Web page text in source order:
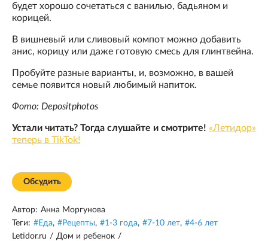
будет хорошо сочетаться с ванилью, бадьяном и
корицей.
В вишневый или сливовый компот можно добавить
анис, корицу или даже готовую смесь для глинтвейна.
Пробуйте разные варианты, и, возможно, в вашей
семье появится новый любимый напиток.
Фото: Depositphotos
Устали читать? Тогда слушайте и смотрите! «Летидор»
теперь в TikTok!
Обсудить
Автор: Анна Моргунова
Теги: #Еда, #Рецепты, #1-3 года, #7-10 лет, #4-6 лет
Letidor.ru / Дом и ребенок /